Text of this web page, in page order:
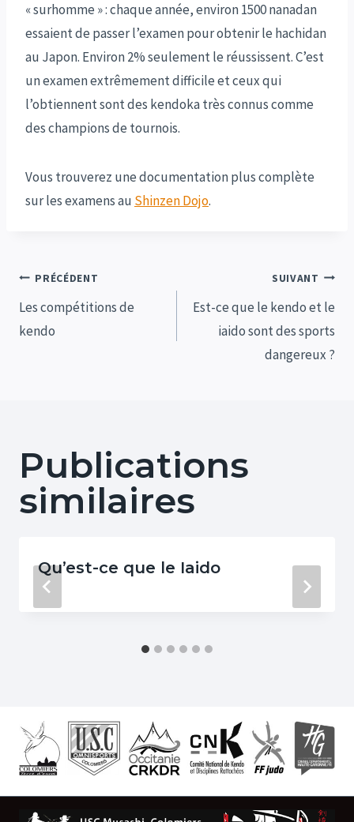
« surhomme » : chaque année, environ 1500 nanadan
essaient de passer l’examen pour obtenir le hachidan
au Japon. Environ 2% seulement le réussissent. C’est
un examen extrêmement difficile et ceux qui
l’obtiennent sont des kendoka très connus comme
des champions de tournois.
Vous trouverez une documentation plus complète
sur les examens au Shinzen Dojo.
Navigation
de
PRÉCÉDENT
Les compétitions de
kendo
SUIVANT
Est-ce que le kendo et le
iaido sont des sports
dangereux ?
Publications
similaires
Qu’est-ce que le Iaido